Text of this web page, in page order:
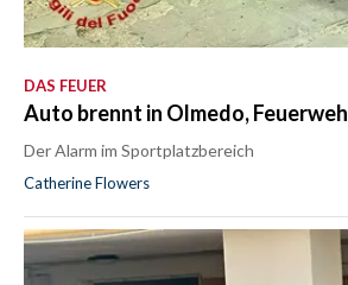
DAS FEUER
Auto brennt in Olmedo,
Der Alarm im Sportplatzbereich
Catherine Flowers